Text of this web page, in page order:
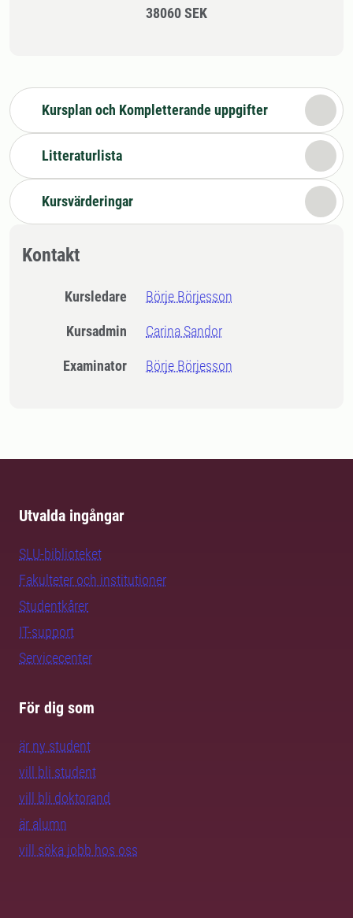
38060 SEK
Kursplan och Kompletterande uppgifter
Litteraturlista
Kursvärderingar
Kontakt
Kursledare Börje Börjesson
Kursadmin Carina Sandor
Examinator Börje Börjesson
Utvalda ingångar
SLU-biblioteket
Fakulteter och institutioner
Studentkårer
IT-support
Servicecenter
För dig som
är ny student
vill bli student
vill bli doktorand
är alumn
vill söka jobb hos oss